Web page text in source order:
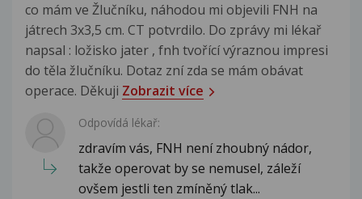
co mám ve Žlučníku, náhodou mi objevili FNH na
játrech 3x3,5 cm. CT potvrdilo. Do zprávy mi lékař
napsal : ložisko jater , fnh tvořící výraznou impresi
do těla žlučníku. Dotaz zní zda se mám obávat
operace. Děkuji Zobrazit více
Odpovídá lékař:
zdravím vás, FNH není zhoubný nádor,
takže operovat by se nemusel, záleží
ovšem jestli ten zmíněný tlak...